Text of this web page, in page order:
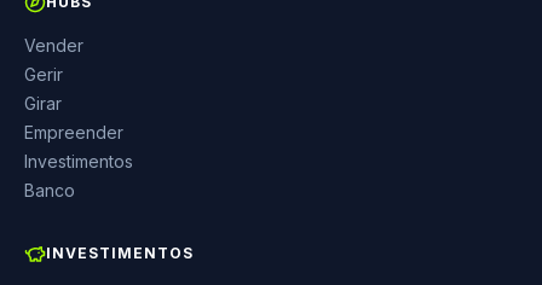
Vender
Gerir
Girar
Empreender
Investimentos
Banco
INVESTIMENTOS